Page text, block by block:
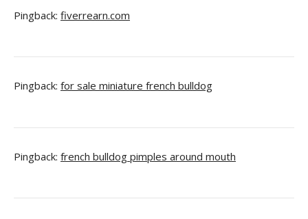
Pingback: fiverrearn.com
Pingback: for sale miniature french bulldog
Pingback: french bulldog pimples around mouth